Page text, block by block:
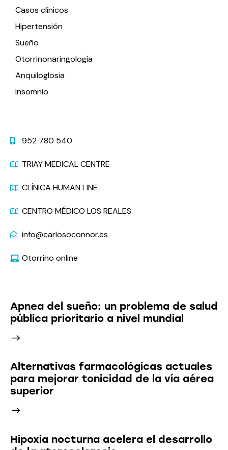
Casos clínicos
Hipertensión
Sueño
Otorrinonaringología
Anquiloglosia
Insomnio
952 780 540
TRIAY MEDICAL CENTRE
CLÍNICA HUMAN LINE
CENTRO MÉDICO LOS REALES
info@carlosoconnor.es
Otorrino online
Apnea del sueño: un problema de salud
pública prioritario a nivel mundial
Alternativas farmacológicas actuales
para mejorar tonicidad de la vía aérea
superior
Hipoxia nocturna acelera el desarrollo